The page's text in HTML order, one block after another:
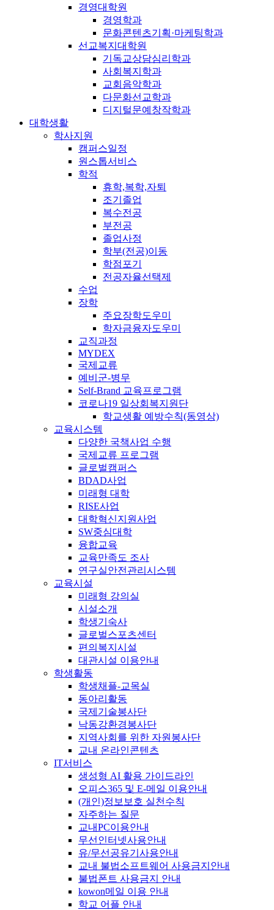
경영대학원
경영학과
문화콘텐츠기획·마케팅학과
선교복지대학원
기독교상담심리학과
사회복지학과
교회음악학과
다문화선교학과
디지털문예창작학과
대학생활
학사지원
캠퍼스일정
원스톱서비스
학적
휴학,복학,자퇴
조기졸업
복수전공
부전공
졸업사정
학부(전공)이동
학점포기
전공자율선택제
수업
장학
주요장학도우미
학자금융자도우미
교직과정
MYDEX
국제교류
예비군-병무
Self-Brand 교육프로그램
코로나19 일상회복지원단
학교생활 예방수칙(동영상)
교육시스템
다양한 국책사업 수행
국제교류 프로그램
글로벌캠퍼스
BDAD사업
미래형 대학
RISE사업
대학혁신지원사업
SW중심대학
융합교육
교육만족도 조사
연구실안전관리시스템
교육시설
미래형 강의실
시설소개
학생기숙사
글로벌스포츠센터
편의복지시설
대관시설 이용안내
학생활동
학생채플-교목실
동아리활동
국제기술봉사단
낙동강환경봉사단
지역사회를 위한 자원봉사단
교내 온라인콘텐츠
IT서비스
생성형 AI 활용 가이드라인
오피스365 및 E-메일 이용안내
(개인)정보보호 실천수칙
자주하는 질문
교내PC이용안내
무선인터넷사용안내
유/무선공유기사용안내
교내 불법소프트웨어 사용금지안내
불법폰트 사용금지 안내
kowon메일 이용 안내
학교 어플 안내